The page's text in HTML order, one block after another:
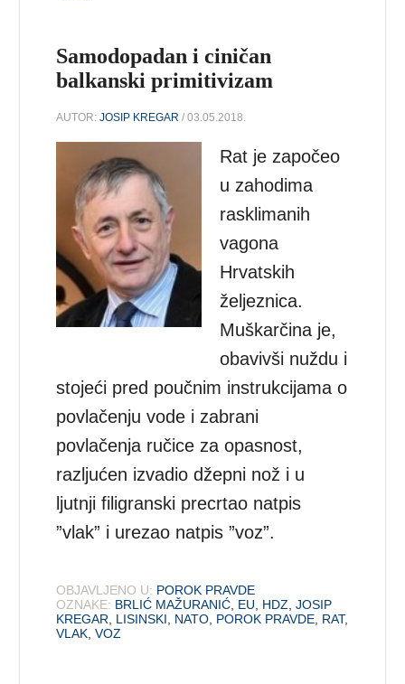
Samodopadan i ciničan
balkanski primitivizam
AUTOR:JOSIP KREGAR / 03.05.2018.
Rat je započeo
u zahodima
rasklimanih
vagona
Hrvatskih
željeznica.
Muškarčina je,
obavivši nuždu i
stojeći pred poučnim instrukcijama o
povlačenju vode i zabrani
povlačenja ručice za opasnost,
razljućen izvadio džepni nož i u
ljutnji filigranski precrtao natpis
”vlak” i urezao natpis ”voz”.
OBJAVLJENO U: POROK PRAVDE
OZNAKE: BRLIĆ MAŽURANIĆ EU HDZ ,JOSIP
KREGAR
LISINSKI NATO POROK PRAVDE RAT,
VLAK ,VOZ